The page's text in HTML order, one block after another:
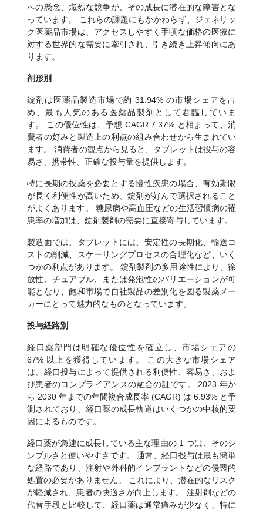
への懸念、熾烈な競争が、その成長に潜在的な障害とな
っています。 これらの課題にもかかわらず、ジェネリッ
ク医薬品市場は、アクセスしやすく手頃な価格の医療に
対する世界的な需要に牽引され、引き続き上昇傾向にあ
ります。
剤形別
錠剤は医薬品製造市場で約 31.94% の市場シェアを占
め、最も人気のある医薬品製剤として君臨していま
す。 この優位性は、予想 CAGR 7.37% と相まって、消
費者の好みと製造上の利点の組み合わせから生まれてい
ます。 消費者の観点から見ると、タブレットは投与の容
易さ、携帯性、正確な投与量を提供します。
特に長期の投薬を必要とする慢性疾患の場合、有効期限
が長く利便性が高いため、錠剤が好んで選択されること
がよくあります。 糖尿病や高血圧などの生活習慣病の罹
患率の増加は、錠剤製剤の需要に直接寄与しています。
製造面では、タブレットには、安定性の長期化、輸送コ
ストの削減、スケーリングプロセスの合理化など、いく
つかの利点があります。 錠剤製剤の多用途性により、徐
放性、チュアブル、または発泡性のバリエーションが可
能となり、飽和市場で自社製品の差別化を図る製薬メー
カーにとって魅力的なものとなっています。
投与経路別
経口薬部門は明確な優位性を確立し、市場シェアの
67% 以上を獲得しています。 この大きな市場シェア
は、経口投与によって提供される利便性、容易さ、およ
び患者のコンプライアンスの融合の証です。 2023 年か
ら 2030 年までの年間複合成長率 (CAGR) は 6.93% と予
測されており、経口薬の成長軌道はいくつかの中核的要
因によるものです。
経口薬が急速に成長している主な理由の 1 つは、そのシ
ンプルさと使いやすさです。 通常、経口投与は最も簡単
な経路であり、注射や外科的インプラントなどの侵襲的
処置の必要がありません。 これにより、潜在的なリスク
が軽減され、患者の快適さが向上します。 注射剤などの
代替手段と比較して、経口薬は通常痛みが少なく、特に